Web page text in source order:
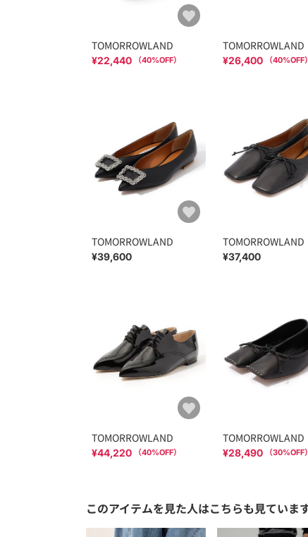
TOMORROWLAND
¥22,440 （40%OFF）
TOMORROWLAND
¥26,400 （40%OFF）
TOMORROWLAND
¥39,600
TOMORROWLAND
¥37,400
TOMORROWLAND
¥44,220 （40%OFF）
TOMORROWLAND
¥28,490 （30%OFF）